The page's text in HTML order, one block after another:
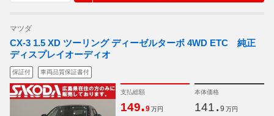
マツダ
CX-3 1.5 XD ツーリング ディーゼルターボ 4WD ETC 純正
ディスプレイオーディオ
保証付 車両品質保証書付
支払総額
149.9 万円
本体価格
141. 9 万円